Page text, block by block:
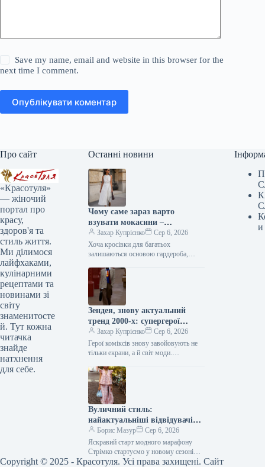
Save my name, email and website in this browser for the
next time I comment.
Опублікувати коментар
Про сайт
«Красотуля»
— жіночий
портал про
красу,
здоров'я та
стиль життя.
Ми ділимося
лайфхаками,
кулінарними
рецептами та
новинами зі
світу
знаменитосте
й. Тут кожна
читачка
знайде
натхнення
для себе.
Останні новини
Чому саме зараз варто
взувати мокасини –
найзручніше взуття закритого
типу
Захар Купрієнко
Сер 6, 2026
Хоча кросівки для багатьох
залишаються основою гардероба,
взуття значно більшої легкості та
м’якості. Якщо ж…
Зендея, знову актуальний
тренд 2000-х: супергерої
повертаються в моду
Захар Купрієнко
Сер 6, 2026
Герої коміксів знову завойовують не
тільки екрани, а й світ моди.
“Людина-павук: Немає шляху додому”
Зендея віддала…
Вуличний стиль:
найактуальніші відвідувачі
Копенгагенського тижня моди
сезону весна-літо — 2027
Борис Мазур
Сер 6, 2026
Яскравий старт модного марафону
Стрімко стартуємо у новому сезоні
модних тижнів, який вже окреслює
и
Copyright © 2025 - Красотуля. Усі права захищені. Сайт